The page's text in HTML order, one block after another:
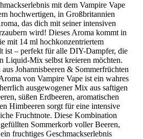
mit dem Vampire Vape
hochwertigen, in Großbritannien
das dich mit seiner intensiven
wird! Dieses Aroma kommt in
mit 14 ml hochkonzentriertem
ist – perfekt für alle DIY-Dampfer, die
Liquid-Mix selbst kreieren möchten.
Johannisbeeren & Sommerfrüchten
von Vampire Vape ist ein wahres
ausgewogener Mix aus saftigen
süßen Erdbeeren, aromatischen
Himbeeren sorgt für eine intensive
Fruchtnote. Diese Kombination
Sommerkorb voller Beeren,
fruchtiges Geschmackserlebnis